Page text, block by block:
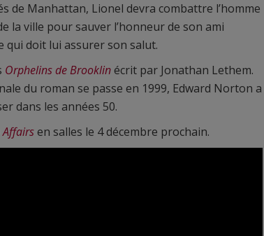
de Manhattan, Lionel devra combattre l’homme
la ville pour sauver l’honneur de son ami
qui doit lui assurer son salut.
Orphelins de Brooklinécrit par Jonathan Lethem.
du roman se passe en 1999, Edward Norton a
dans les années 50.
en salles le 4 décembre prochain.